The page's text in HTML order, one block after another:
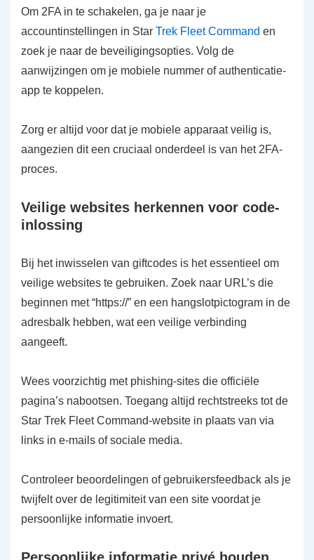
Om 2FA in te schakelen, ga je naar je
accountinstellingen in Star Trek Fleet Command en
zoek je naar de beveiligingsopties. Volg de
aanwijzingen om je mobiele nummer of authenticatie-
app te koppelen.
Zorg er altijd voor dat je mobiele apparaat veilig is,
aangezien dit een cruciaal onderdeel is van het 2FA-
proces.
Veilige websites herkennen voor code-
inlossing
Bij het inwisselen van giftcodes is het essentieel om
veilige websites te gebruiken. Zoek naar URL’s die
beginnen met “https://” en een hangslotpictogram in de
adresbalk hebben, wat een veilige verbinding
aangeeft.
Wees voorzichtig met phishing-sites die officiële
pagina’s nabootsen. Toegang altijd rechtstreeks tot de
Star Trek Fleet Command-website in plaats van via
links in e-mails of sociale media.
Controleer beoordelingen of gebruikersfeedback als je
twijfelt over de legitimiteit van een site voordat je
persoonlijke informatie invoert.